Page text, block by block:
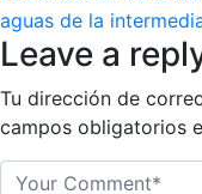
aguas de la
Leave a
Tu dirección de
campos obligatorios